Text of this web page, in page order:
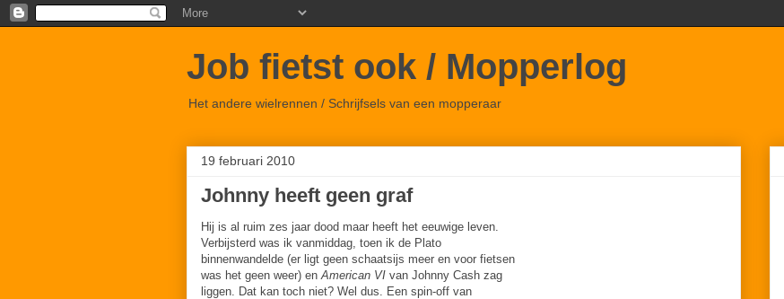
Job fietst ook / Mopperlog
Het andere wielrennen / Schrijfsels van een mopperaar
19 februari 2010
Johnny heeft geen graf
Hij is al ruim zes jaar dood maar heeft het eeuwige leven.
Verbijsterd was ik vanmiddag, toen ik de Plato
binnenwandelde (er ligt geen schaatsijs meer en voor fietsen
was het geen weer) enAmerican VI van Johnny Cash zag
liggen. Dat kan toch niet? Wel dus. Een spin-off van